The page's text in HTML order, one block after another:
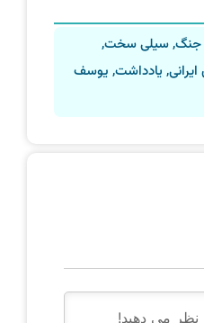
جنگ,سیلی سخت,
, یادداشت, یوسف